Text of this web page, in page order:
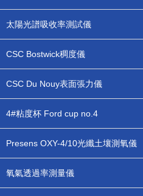
太陽光譜吸收率測試儀
CSC Bostwick稠度儀
CSC Du Nouy表面張力儀
4#粘度杯 Ford cup no.4
Presens OXY-4/10光纖土壤測氧儀
氧氣透過率測量儀